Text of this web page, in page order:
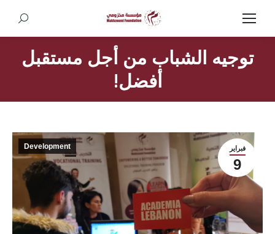
Search:
توجيه الشباب من أجل مستقبل
أفضل!
فبراير
9
Development